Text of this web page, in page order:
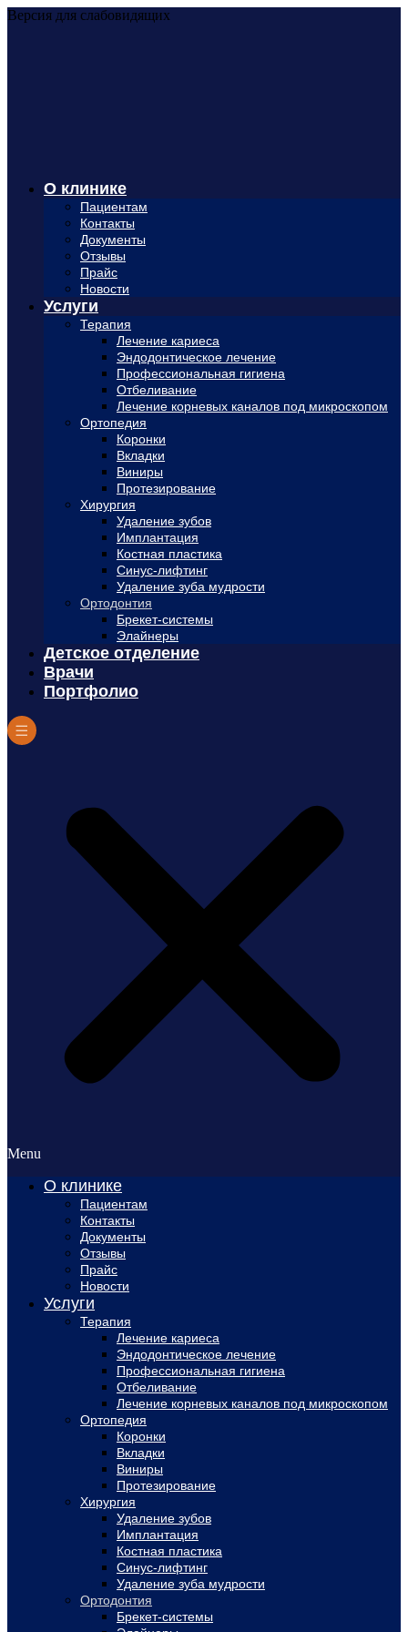
Версия для слабовидящих
О клинике
Пациентам
Контакты
Документы
Отзывы
Прайс
Новости
Услуги
Терапия
Лечение кариеса
Эндодонтическое лечение
Профессиональная гигиена
Отбеливание
Лечение корневых каналов под микроскопом
Ортопедия
Коронки
Вкладки
Виниры
Протезирование
Хирургия
Удаление зубов
Имплантация
Костная пластика
Синус-лифтинг
Удаление зуба мудрости
Ортодонтия
Брекет-системы
Элайнеры
Детское отделение
Врачи
Портфолио
Menu
О клинике
Пациентам
Контакты
Документы
Отзывы
Прайс
Новости
Услуги
Терапия
Лечение кариеса
Эндодонтическое лечение
Профессиональная гигиена
Отбеливание
Лечение корневых каналов под микроскопом
Ортопедия
Коронки
Вкладки
Виниры
Протезирование
Хирургия
Удаление зубов
Имплантация
Костная пластика
Синус-лифтинг
Удаление зуба мудрости
Ортодонтия
Брекет-системы